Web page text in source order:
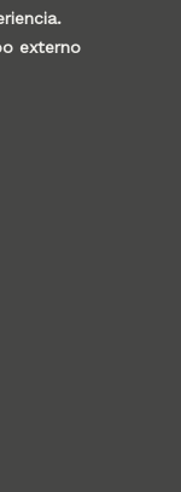
externo